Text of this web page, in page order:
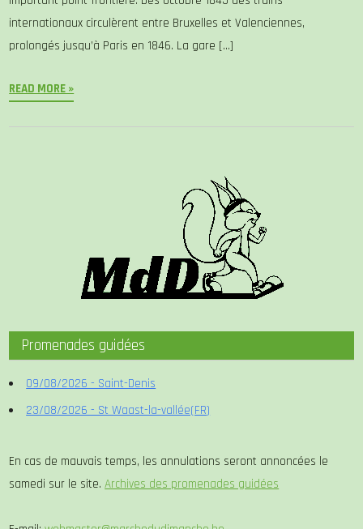
internationaux circulèrent entre Bruxelles et Valenciennes,
prolongés jusqu’à Paris en 1846. La gare […]
READ MORE »
Promenades guidées
09/08/2026 - Saint-Denis
23/08/2026 - St Waast-la-vallée(FR)
En cas de mauvais temps, les annulations seront annoncées le
samedi sur le site.Archives des promenades guidées